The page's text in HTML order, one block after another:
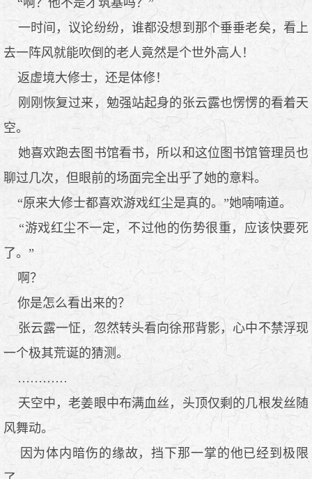
一时间，议论纷纷，谁都没想到那个垂垂老矣，看上
去一阵风就能吹倒的老人竟然是个世外高人！
返虚境大修士，还是体修！
刚刚恢复过来，勉强站起身的张云露也愣愣的看着天
空。
她喜欢跑去图书馆看书，所以和这位图书馆管理员也
聊过几次，但眼前的场面完全出乎了她的意料。
“原来大修士都喜欢游戏红尘是真的。”她喃喃道。
“游戏红尘不一定，不过他的伤势很重，应该快要死
了。”
啊？
你是怎么看出来的？
张云露一怔，忽然转头看向徐邢背影，心中不禁浮现
一个极其荒诞的猜测。
…………
天空中，老姜眼中布满血丝，头顶仅剩的几根发丝随
风舞动。
因为体内暗伤的缘故，挡下那一掌的他已经到极限